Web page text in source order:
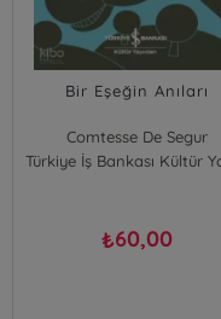
Bir Eşeğin Anıları
Comtesse De Segur
₺60,00